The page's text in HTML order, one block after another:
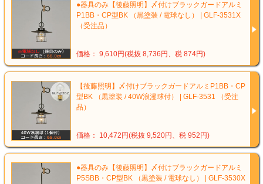
●器具のみ【後藤照明】〆付けブラックガードアルミ
P1BB・CP型BK （黒塗装 / 電球なし） | GLF-3531X
（受注品）
価格： 9,610円(税抜 8,736円、税 874円)
【後藤照明】〆付けブラックガードアルミP1BB・CP
型BK （黒塗装 / 40W浪漫球付） | GLF-3531 （受注
品）
価格： 10,472円(税抜 9,520円、税 952円)
●器具のみ【後藤照明】〆付けブラックガードアルミ
P5SBB・CP型BK （黒塗装 / 電球なし） | GLF-3530X